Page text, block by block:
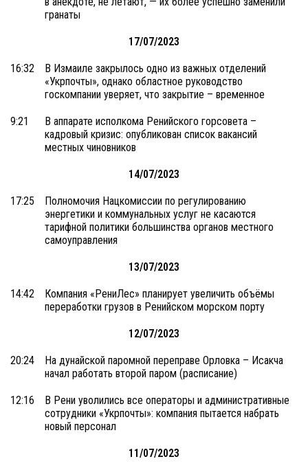
гранаты
17/07/2023
16:32
В Измаиле закрылось одно из важных отделений
«Укрпочты», однако областное руководство
госкомпании уверяет, что закрытие – временное
9:21
В аппарате исполкома Ренийского горсовета –
кадровый кризис: опубликован список вакансий
местных чиновников
14/07/2023
17:25
Полномочия Нацкомиссии по регулированию
энергетики и коммунальных услуг не касаются
тарифной политики большинства органов местного
самоуправления
13/07/2023
14:42
Компания «РениЛес» планирует увеличить объёмы
переработки грузов в Ренийском морском порту
12/07/2023
20:24
На дунайской паромной переправе Орловка – Исакча
начал работать второй паром (расписание)
12:16
В Рени уволились все операторы и административные
сотрудники «Укрпочты»: компания пытается набрать
новый персонал
11/07/2023